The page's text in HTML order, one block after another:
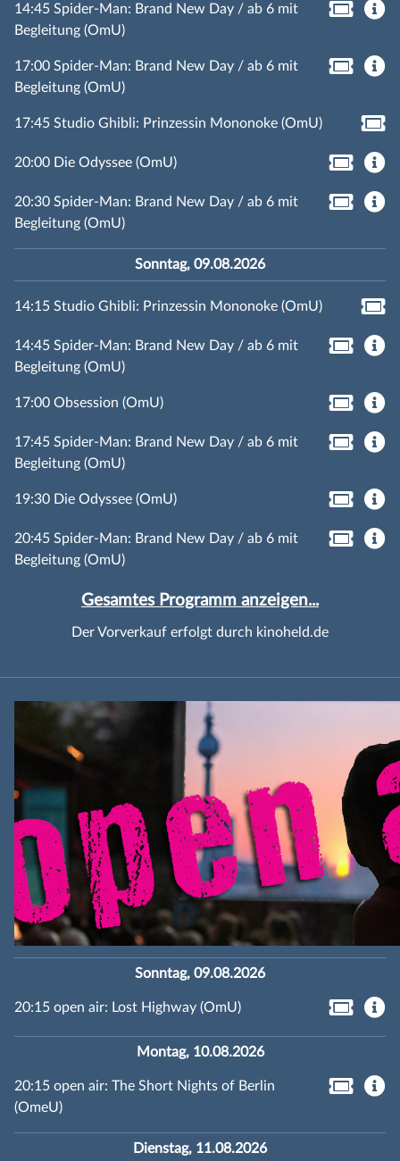
14:45 Spider-Man: Brand New Day / ab 6 mit
Begleitung (OmU)
17:00 Spider-Man: Brand New Day / ab 6 mit
Begleitung (OmU)
17:45 Studio Ghibli: Prinzessin Mononoke (OmU)
20:00 Die Odyssee (OmU)
20:30 Spider-Man: Brand New Day / ab 6 mit
Begleitung (OmU)
Sonntag, 09.08.2026
14:15 Studio Ghibli: Prinzessin Mononoke (OmU)
14:45 Spider-Man: Brand New Day / ab 6 mit
Begleitung (OmU)
17:00 Obsession (OmU)
17:45 Spider-Man: Brand New Day / ab 6 mit
Begleitung (OmU)
19:30 Die Odyssee (OmU)
20:45 Spider-Man: Brand New Day / ab 6 mit
Begleitung (OmU)
Gesamtes Programm anzeigen...
Der Vorverkauf erfolgt durch kinoheld.de
Sonntag, 09.08.2026
20:15 open air: Lost Highway (OmU)
Montag, 10.08.2026
20:15 open air: The Short Nights of Berlin
(OmeU)
Dienstag, 11.08.2026